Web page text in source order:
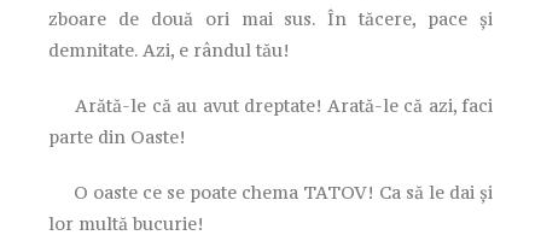
zboare de două ori mai sus. În tăcere, pace și
demnitate. Azi, e rândul tău!
Arătă-le că au avut dreptate! Arată-le că azi, faci
parte din Oaste!
O oaste ce se poate chema TATOV! Ca să le dai și
lor multă bucurie!